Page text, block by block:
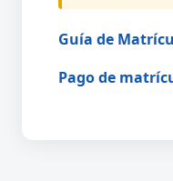
Guía de
Pago de